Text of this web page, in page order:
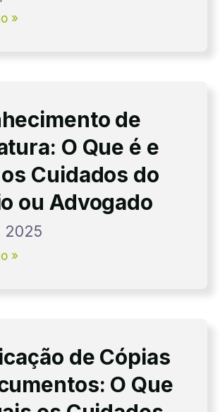
»
de
O Que é e
Cuidados do
ou Advogado
2025
»
de Cópias
O Que